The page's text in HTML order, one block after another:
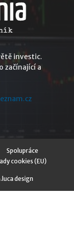
investic.
začínající a
Spolupráce
cookies (EU)
design